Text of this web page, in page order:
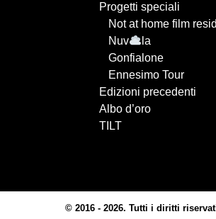
Progetti speciali
Not at home film
Nuv
la
Gonfialone
Ennesimo Tour
Edizioni precedenti
Albo d’oro
TILT
© 2016 - 2026. Tutti i diritti